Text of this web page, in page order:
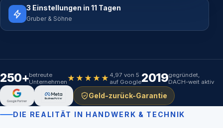
3 Einstellungen in 11 Tagen
Gruber & Söhne
250+betreute
Unternehmen★★★★★ 4,97 von 5
auf Google2019gegründet,
DACH-weit aktiv
Geld-zurück-Garantie
DIE REALITÄT IN HANDWERK & TECHNIK